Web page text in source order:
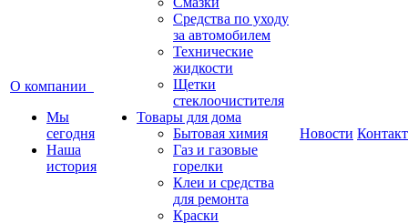
О компании
Мы
сегодня
Наша
история
Средства по уходу
за автомобилем
Технические
жидкости
Щетки
стеклоочистителя
Товары для дома
Бытовая химия
Газ и газовые
горелки
Клеи и средства
для ремонта
Краски
Новости